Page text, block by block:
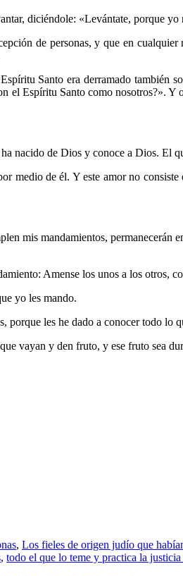
diciéndole: «Levántate, porque yo
de personas, y que en
Santo era derramado también
Espíritu Santo como nosotros?».
nacido de Dios y conoce a Dios. El
de él. Y este amor no
mis mandamientos,
Amense los unos a los otros,
yo les mando.
porque les he dado a conocer todo lo
vayan y den fruto, y ese fruto sea
, Los fieles de origen judío que
, todo el que lo teme y practica la justicia